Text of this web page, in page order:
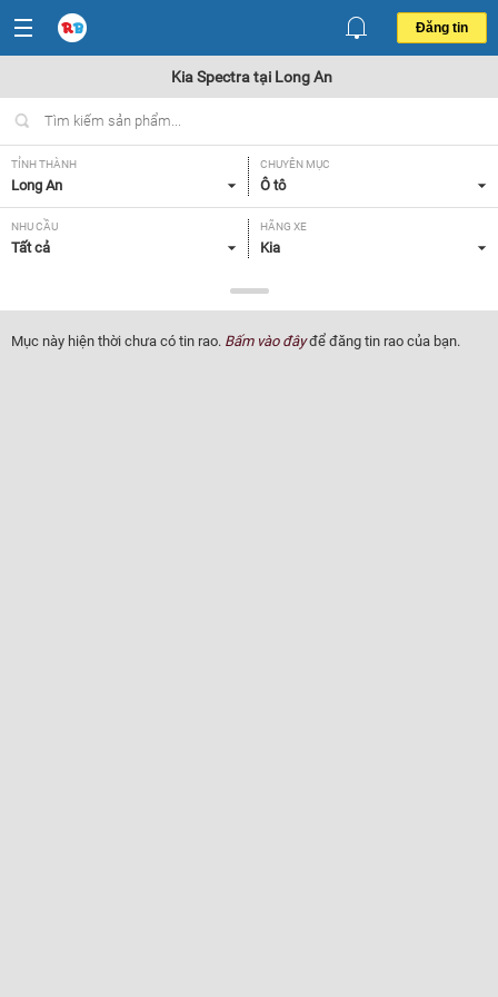
Đăng tin
Kia Spectra tại Long An
TỈNH THÀNH
Long An
CHUYÊN MỤC
Ô tô
NHU CẦU
Tất cả
HÃNG XE
Kia
Spectra
NĂM SẢN XUẤT
Tất cả
GIÁ XE XUẤT XỨ
Mục này hiện thời chưa có tin rao. Bấm vào đâyđể đăng tin rao của bạn.